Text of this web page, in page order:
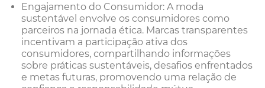
Engajamento do Consumidor: A moda
sustentável envolve os consumidores como
parceiros na jornada ética. Marcas transparentes
incentivam a participação ativa dos
consumidores, compartilhando informações
sobre práticas sustentáveis, desafios enfrentados
e metas futuras, promovendo uma relação de